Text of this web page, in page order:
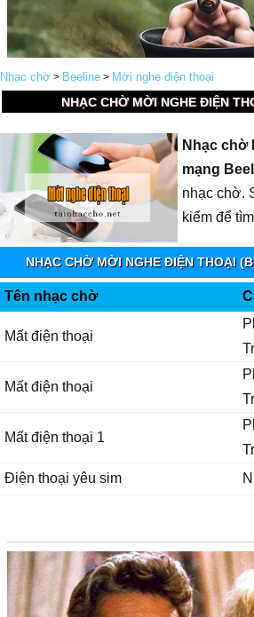
Nhạc chờ > Beeline > Mời nghe điện thoại
NHẠC CHỜ MỜI NGHE ĐIỆN
Nhạc chờ
mạng
nhạc chờ.
kiếm để
NHẠC CHỜ MỜI NGHE ĐIỆN THOẠI
Tên nhạc chờ
Mất điện thoại
Mất điện thoại
Mất điện thoại 1
Điện thoại yêu sim